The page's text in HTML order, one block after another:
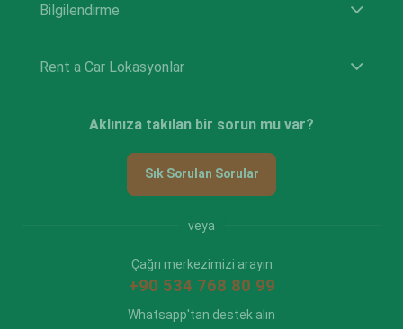
Bilgilendirme
Rent a Car Lokasyonlar
Aklınıza takılan bir sorun mu var?
Sık Sorulan Sorular
veya
Çağrı merkezimizi arayın
+90 534 768 80 99
Whatsapp'tan destek alın